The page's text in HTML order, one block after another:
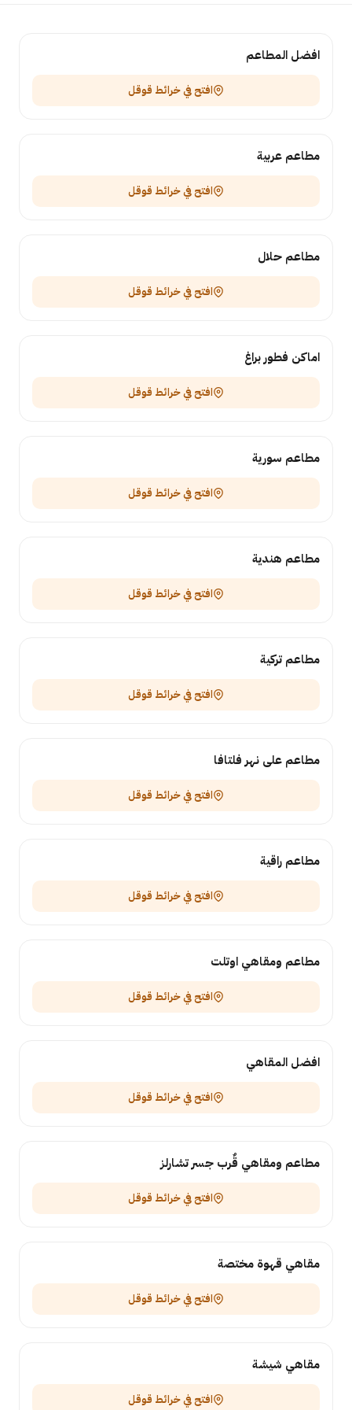
افضل المطاعم
افتح في خرائط قوقل
مطاعم عربية
افتح في خرائط قوقل
مطاعم حلال
افتح في خرائط قوقل
اماكن فطور براغ
افتح في خرائط قوقل
مطاعم سورية
افتح في خرائط قوقل
مطاعم هندية
افتح في خرائط قوقل
مطاعم تركية
افتح في خرائط قوقل
مطاعم على نهر فلتافا
افتح في خرائط قوقل
مطاعم راقية
افتح في خرائط قوقل
مطاعم ومقاهي اوتلت
افتح في خرائط قوقل
افضل المقاهي
افتح في خرائط قوقل
مطاعم ومقاهي قٌرب جسر تشارلز
افتح في خرائط قوقل
مقاهي قهوة مختصة
افتح في خرائط قوقل
مقاهي شيشة
افتح في خرائط قوقل